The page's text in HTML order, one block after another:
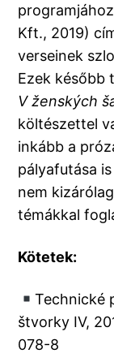
Kft., 2019)
verseinek
Ezek később
V ženských
költészettel
inkább a
pályafutása
nem
témákkal
Kötetek:
Technické
štvorky IV,
078-8